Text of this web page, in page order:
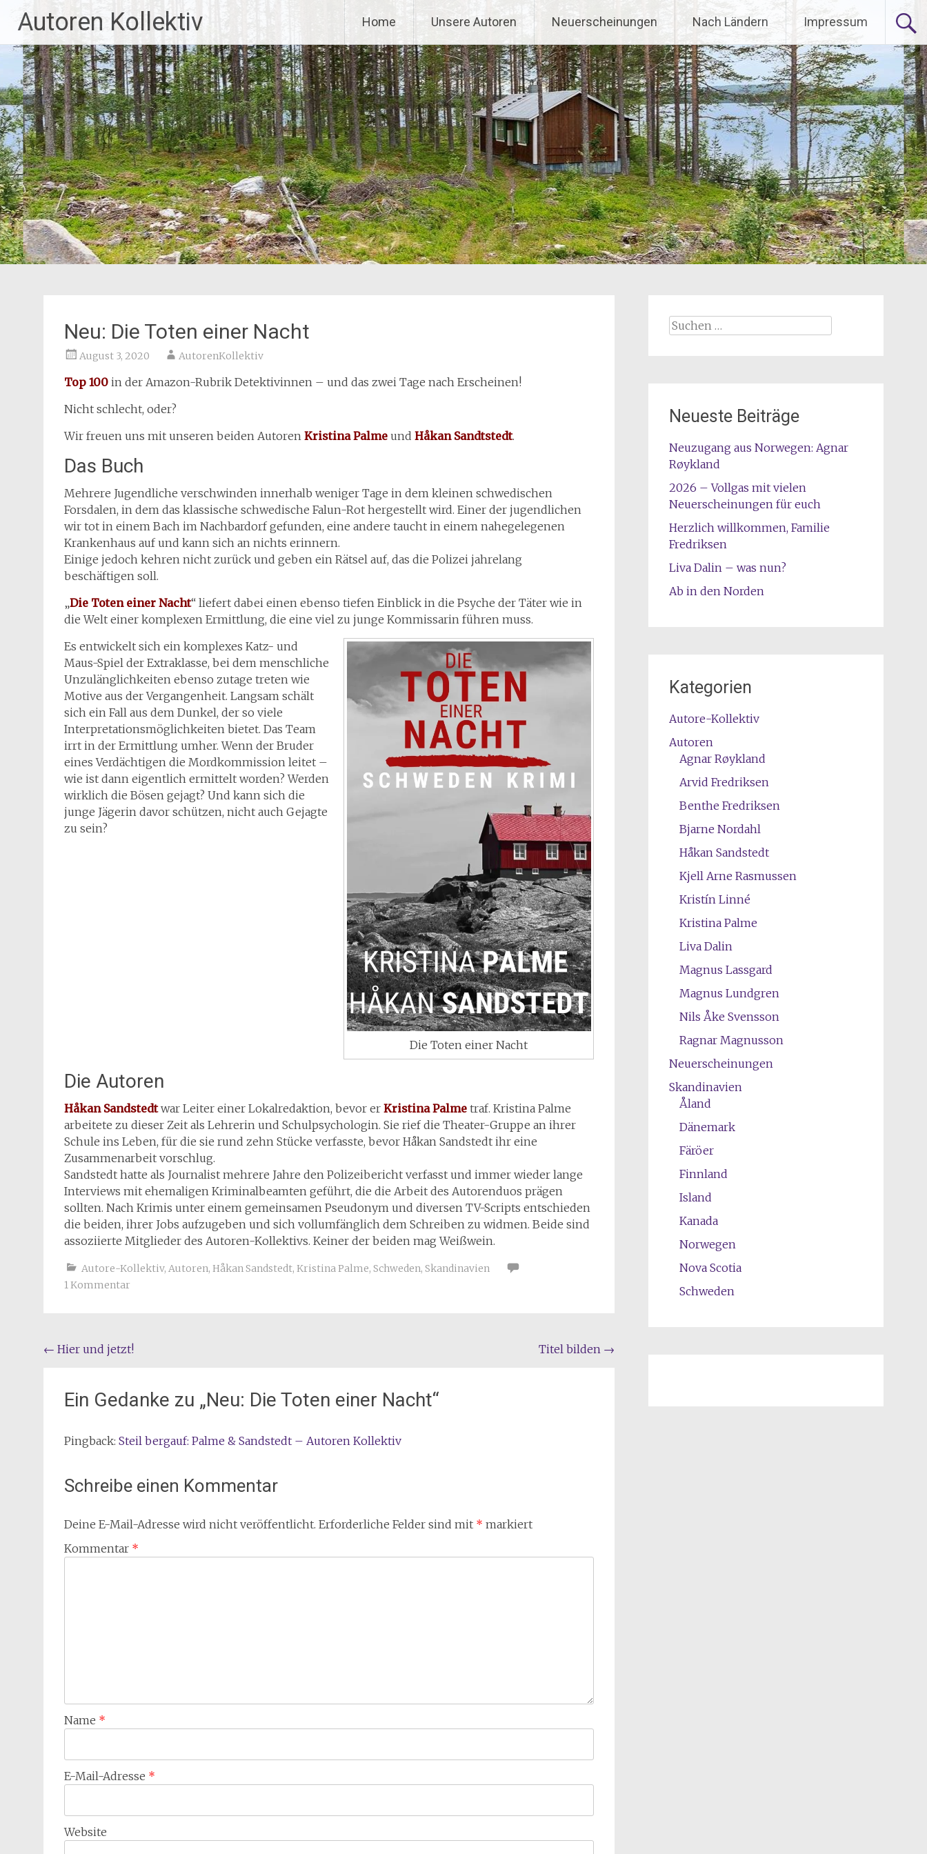
Inhalt
springen
Autoren Kollektiv Home Unsere Autoren Neuerscheinungen Nach Ländern Impressum
Neu: Die Toten einer Nacht
August 3, 2020 AutorenKollektiv
Top 100 in der Amazon-Rubrik Detektivinnen – und das zwei Tage nach Erscheinen!
Nicht schlecht, oder?
Wir freuen uns mit unseren beiden Autoren Kristina Palme und Håkan Sandtstedt.
Das Buch
Mehrere Jugendliche verschwinden innerhalb weniger Tage in dem kleinen schwedischen
Forsdalen, in dem das klassische schwedische Falun-Rot hergestellt wird. Einer der jugendlichen
wir tot in einem Bach im Nachbardorf gefunden, eine andere taucht in einem nahegelegenen
Krankenhaus auf und kann sich an nichts erinnern.
Einige jedoch kehren nicht zurück und geben ein Rätsel auf, das die Polizei jahrelang
beschäftigen soll.
„Die Toten einer Nacht“ liefert dabei einen ebenso tiefen Einblick in die Psyche der Täter wie in
die Welt einer komplexen Ermittlung, die eine viel zu junge Kommissarin führen muss.
Die Toten einer Nacht
Es entwickelt sich ein komplexes Katz- und
Maus-Spiel der Extraklasse, bei dem menschliche
Unzulänglichkeiten ebenso zutage treten wie
Motive aus der Vergangenheit. Langsam schält
sich ein Fall aus dem Dunkel, der so viele
Interpretationsmöglichkeiten bietet. Das Team
irrt in der Ermittlung umher. Wenn der Bruder
eines Verdächtigen die Mordkommission leitet –
wie ist dann eigentlich ermittelt worden? Werden
wirklich die Bösen gejagt? Und kann sich die
junge Jägerin davor schützen, nicht auch Gejagte
zu sein?
Die Autoren
Håkan Sandstedtwar Leiter einer Lokalredaktion, bevor er Kristina Palme traf. Kristina Palme
arbeitete zu dieser Zeit als Lehrerin und Schulpsychologin. Sie rief die Theater-Gruppe an ihrer
Schule ins Leben, für die sie rund zehn Stücke verfasste, bevor Håkan Sandstedt ihr eine
Zusammenarbeit vorschlug.
Sandstedt hatte als Journalist mehrere Jahre den Polizeibericht verfasst und immer wieder lange
Interviews mit ehemaligen Kriminalbeamten geführt, die die Arbeit des Autorenduos prägen
sollten. Nach Krimis unter einem gemeinsamen Pseudonym und diversen TV-Scripts entschieden
die beiden, ihrer Jobs aufzugeben und sich vollumfänglich dem Schreiben zu widmen. Beide sind
assoziierte Mitglieder des Autoren-Kollektivs. Keiner der beiden mag Weißwein.
Autore-Kollektiv, Autoren, Håkan Sandstedt, Kristina Palme, Schweden, Skandinavien
1 Kommentar
Beitragsnavigation
← Hier und jetzt! Titel bilden →
Ein Gedanke zu „Neu: Die Toten einer Nacht“
Pingback: Steil bergauf: Palme & Sandstedt – Autoren Kollektiv
Schreibe einen Kommentar
Deine E-Mail-Adresse wird nicht veröffentlicht. Erforderliche Felder sind mit * markiert
Kommentar *
Name *
E-Mail-Adresse *
Website
Suchen
Neueste Beiträge
Neuzugang aus Norwegen: Agnar
Røykland
2026 – Vollgas mit vielen
Neuerscheinungen für euch
Herzlich willkommen, Familie
Fredriksen
Liva Dalin – was nun?
Ab in den Norden
Kategorien
Autore-Kollektiv
Autoren
Agnar Røykland
Arvid Fredriksen
Benthe Fredriksen
Bjarne Nordahl
Håkan Sandstedt
Kjell Arne Rasmussen
Kristín Linné
Kristina Palme
Liva Dalin
Magnus Lassgard
Magnus Lundgren
Nils Åke Svensson
Ragnar Magnusson
Neuerscheinungen
Skandinavien
Åland
Dänemark
Färöer
Finnland
Island
Kanada
Norwegen
Nova Scotia
Schweden